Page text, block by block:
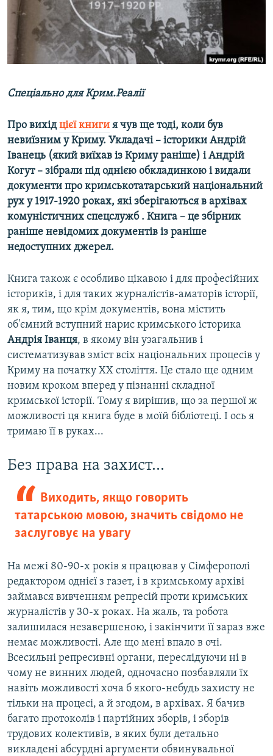
ВІДЕОУРОКИ «ELIFBE»
СВІДЧЕННЯ ОКУПАЦІЇ
УКРАЇНСЬКА ПРОБЛЕМА КРИМУ
Русский
Qırımtatar
Усі сайти RFE/RL
Спеціально для Крим.Реалії
Про вихідцієї книги я чув ще тоді, коли був
невиїзним у Криму. Укладачі – історики Андрій
Іванець (який виїхав із Криму раніше) і Андрій
Когут – зібрали під однією обкладинкою і видали
документи про кримськотатарський національний
рух у 1917-1920 роках, які зберігаються в архівах
комуністичних спецслужб . Книга – це збірник
раніше невідомих документів із раніше
недоступних джерел.
Книга також є особливо цікавою і для професійних
істориків, і для таких журналістів-аматорів історії,
як я, тим, що крім документів, вона містить
об'ємний вступний нарис кримського історика
Андрія Іванця, в якому він узагальнив і
систематизував зміст всіх національних процесів у
Криму на початку ХХ століття. Це стало ще одним
новим кроком вперед у пізнанні складної
кримської історії. Тому я вирішив, що за першої ж
можливості ця книга буде в моїй бібліотеці. І ось я
тримаю її в руках...
Без права на захист...
Виходить, якщо говорить
татарською мовою, значить свідомо не
заслуговує на увагу
На межі 80-90-х років я працював у Сімферополі
редактором однієї з газет, і в кримському архіві
займався вивченням репресій проти кримських
журналістів у 30-х роках. На жаль, та робота
залишилася незавершеною, і закінчити її зараз вже
немає можливості. Але що мені впало в очі.
Всесильні репресивні органи, переслідуючи ні в
чому не винних людей, одночасно позбавляли їх
навіть можливості хоча б якого-небудь захисту не
тільки на процесі, а й згодом, в архівах. Я бачив
багато протоколів і партійних зборів, і зборів
трудових колективів, в яких були детально
викладені абсурдні аргументи обвинувальної